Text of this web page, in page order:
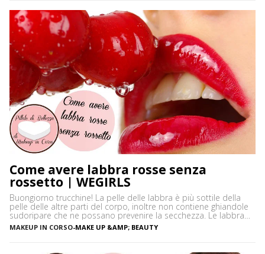
Come avere labbra rosse senza
rossetto | WEGIRLS
Buongiorno trucchine! La pelle delle labbra è più sottile della
pelle delle altre parti del corpo, inoltre non contiene ghiandole
sudoripare che ne possano prevenire la secchezza. Le labbra
sono sensibili alle aggressioni ambientali e spesso possono
diventare scure o sbiadite soprattutto a causa dell’esposizione
MAKEUP IN CORSO-MAKE UP &AMP; BEAUTY